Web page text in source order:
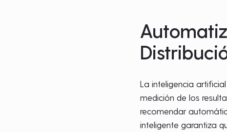
La inteligencia
medición de los
recomendar
inteligente garantiza